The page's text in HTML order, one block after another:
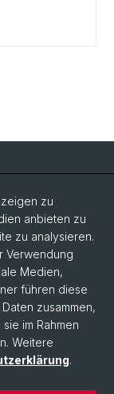
zu
anbieten zu
zu analysieren.
Verwendung
Medien,
führen diese
zusammen,
im Rahmen
Weitere
.